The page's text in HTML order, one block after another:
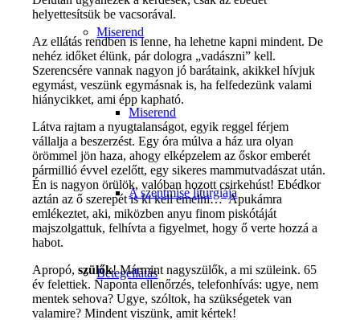
Miserend
Miserend
A szentmise liturgiája
Betegellátás
helyettesítsük be vacsorával.
Az ellátás rendben is lenne, ha lehetne kapni mindent. De
nehéz időket élünk, pár dologra „vadászni” kell.
Szerencsére vannak nagyon jó barátaink, akikkel hívjuk
egymást, veszünk egymásnak is, ha felfedezünk valami
hiánycikket, ami épp kapható.
Látva rajtam a nyugtalanságot, egyik reggel férjem
vállalja a beszerzést. Egy óra múlva a ház ura olyan
örömmel jön haza, ahogy elképzelem az őskor emberét
pármillió évvel ezelőtt, egy sikeres mammutvadászat után.
Én is nagyon örülök, valóban hozott csirkehúst! Ebédkor
aztán az ő szerepét is ki kell emelni… Apukámra
emlékeztet, aki, miközben anyu finom piskótáját
majszolgattuk, felhívta a figyelmet, hogy ő verte hozzá a
habot.
Apropó,szülők! Mármint nagyszülők, a mi szüleink. 65
év felettiek. Naponta ellenőrzés, telefonhívás: ugye, nem
mentek sehova? Ugye, szóltok, ha szükségetek van
valamire? Mindent viszünk, amit kértek!